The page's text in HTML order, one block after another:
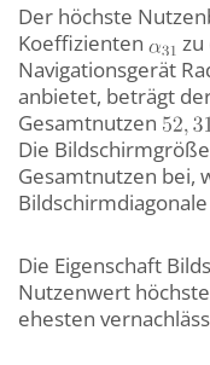
Der höchste
Koeffizienten
zu
Navigationsgerät
anbietet, beträgt
Gesamtnutzen
Die
Gesamtnutzen bei,
Die Eigenschaft
Nutzenwert
ehesten